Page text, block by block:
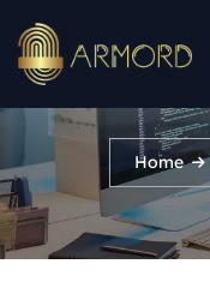
Home